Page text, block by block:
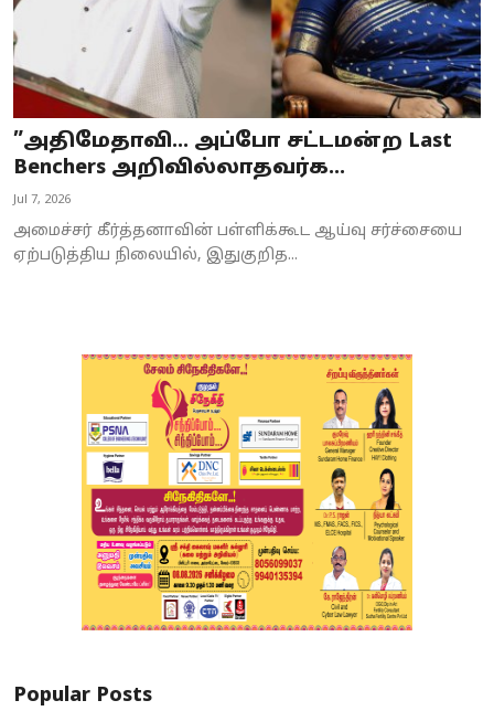
Tamilnadu
National
World
Astrology
Spirituality
Weather
”அதிமேதாவி… அப்போ சட்டமன்ற Last
Benchers அறிவில்லாதவர்க...
Jul 7, 2026
அமைச்சர் கீர்த்தனாவின் பள்ளிக்கூட ஆய்வு சர்ச்சையை
ஏற்படுத்திய நிலையில், இதுகுறித...
Popular Posts